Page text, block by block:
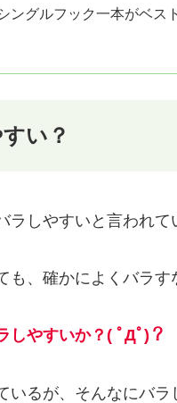
ングルフック一本がベスト
い？
しやすいと言われて
、確かによくバラす
しやすいか？( ﾟДﾟ)？
るが、そんなにバラ